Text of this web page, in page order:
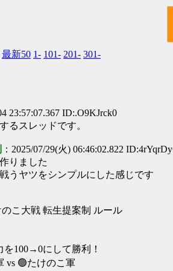
最新50 1- 101- 201- 301-
23:57:07.367 ID:.O9KJrck0
るスレッドです。
：2025/07/29(火) 06:46:02.822
りました
うヤツをシンプルにした感じです
こ大戦 転生提案制 ルール
を100→0にして勝利！
vs 🟢たけのこ軍